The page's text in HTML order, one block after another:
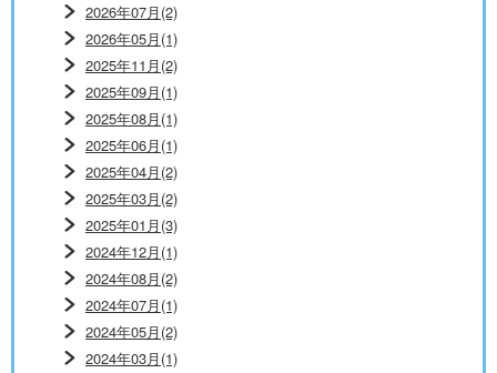
2026年07月(2)
2026年05月(1)
2025年11月(2)
2025年09月(1)
2025年08月(1)
2025年06月(1)
2025年04月(2)
2025年03月(2)
2025年01月(3)
2024年12月(1)
2024年08月(2)
2024年07月(1)
2024年05月(2)
2024年03月(1)